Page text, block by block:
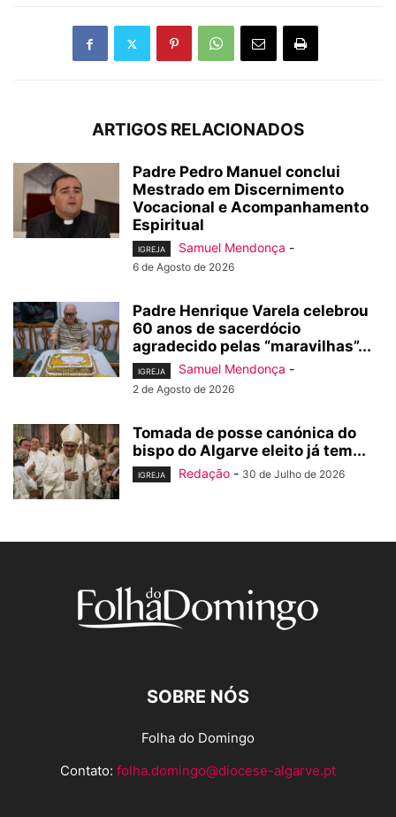
ARTIGOS RELACIONADOS
Padre Pedro Manuel conclui
Mestrado em Discernimento
Vocacional e Acompanhamento
Espiritual
IGREJA Samuel Mendonça -
6 de Agosto de 2026
Padre Henrique Varela celebrou
60 anos de sacerdócio
agradecido pelas “maravilhas”...
IGREJA Samuel Mendonça -
2 de Agosto de 2026
Tomada de posse canónica do
bispo do Algarve eleito já tem...
IGREJA Redação - 30 de Julho de 2026
SOBRE NÓS
Folha do Domingo
Contato: folha.domingo@diocese-algarve.pt